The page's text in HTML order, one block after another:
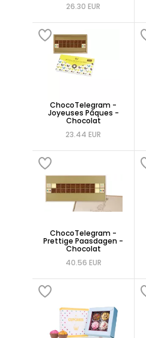
26.30 EUR
ChocoTelegram -
Joyeuses Pâques -
Chocolat
23.44 EUR
ChocoTelegram -
Prettige Paasdagen -
Chocolat
40.56 EUR